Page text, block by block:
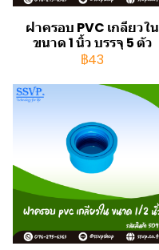
ฝาครอบ PVC เกลียวใน
ขนาด 1 นิ้ว บรรจุ 5 ตัว
฿43